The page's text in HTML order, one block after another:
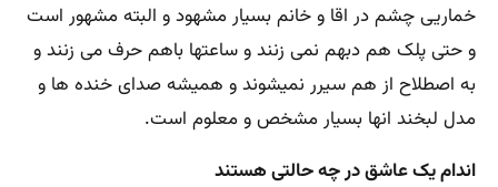
خماریی چشم در اقا و خانم بسیار مشهود و البته مشهور است
و حتی پلک هم دبهم نمی زنند و ساعتها باهم حرف می زنند و
به اصطلاح از هم سیرر نمیشوند و همیشه صدای خنده ها و
مدل لبخند انها بسیار مشخص و معلوم است.
اندام یک عاشق در چه حالتی هستند